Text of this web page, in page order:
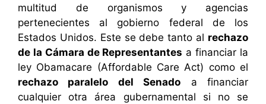
multitud de organismos y agencias
pertenecientes al gobierno federal de los
Estados Unidos. Este se debe tanto al rechazo
de la Cámara de Representantes a financiar la
ley Obamacare (Affordable Care Act) como el
rechazo paralelo del Senado a financiar
cualquier otra área gubernamental si no se